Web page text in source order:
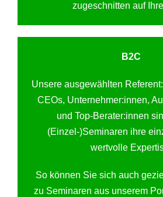
zugeschnitten auf
B2C
Unsere ausgewählten
CEOs, Unternehmer:innen,
und Top-Berater:innen
(Einzel-)Seminaren ihre
wertvolle
So können Sie sich auch
zu Seminaren aus unserem